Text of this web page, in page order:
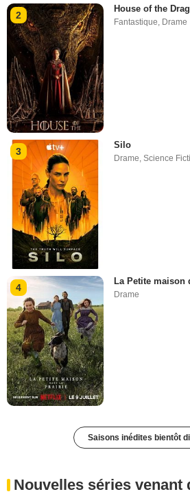
2
House of the
Fantastique Drame
3
Silo
Drame,Science
4
La Petite maison
Drame
Saisons inédites bientôt
Nouvelles séries venant